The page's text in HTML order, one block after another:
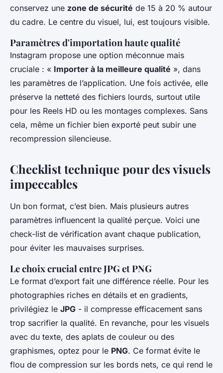
conservez une zone de sécurité de 15 à 20 % autour
du cadre. Le centre du visuel, lui, est toujours visible.
Paramètres d'importation haute qualité
Instagram propose une option méconnue mais
cruciale : « Importer à la meilleure qualité », dans
les paramètres de l’application. Une fois activée, elle
préserve la netteté des fichiers lourds, surtout utile
pour les Reels HD ou les montages complexes. Sans
cela, même un fichier bien exporté peut subir une
recompression silencieuse.
Checklist technique pour des visuels
impeccables
Un bon format, c’est bien. Mais plusieurs autres
paramètres influencent la qualité perçue. Voici une
check-list de vérification avant chaque publication,
pour éviter les mauvaises surprises.
Le choix crucial entre JPG et PNG
Le format d’export fait une différence réelle. Pour les
photographies riches en détails et en gradients,
privilégiez le JPG - il compresse efficacement sans
trop sacrifier la qualité. En revanche, pour les visuels
avec du texte, des aplats de couleur ou des
graphismes, optez pour le PNG. Ce format évite le
flou de compression sur les bords nets, ce qui rend le